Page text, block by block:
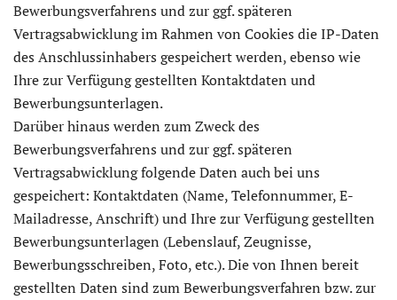
Bewerbungsverfahrens und zur ggf. späteren
Vertragsabwicklung im Rahmen von Cookies die IP-Daten
des Anschlussinhabers gespeichert werden, ebenso wie
Ihre zur Verfügung gestellten Kontaktdaten und
Bewerbungsunterlagen.
Darüber hinaus werden zum Zweck des
Bewerbungsverfahrens und zur ggf. späteren
Vertragsabwicklung folgende Daten auch bei uns
gespeichert: Kontaktdaten (Name, Telefonnummer, E-
Mailadresse, Anschrift) und Ihre zur Verfügung gestellten
Bewerbungsunterlagen (Lebenslauf, Zeugnisse,
Bewerbungsschreiben, Foto, etc.). Die von Ihnen bereit
gestellten Daten sind zum Bewerbungsverfahren bzw. zur